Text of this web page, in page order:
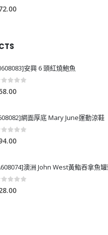
安興 6 頭紅燒鮑魚
of 5
網面厚底 Mary June運動涼鞋
out of 5
澳洲 John West黃鮨吞拿魚